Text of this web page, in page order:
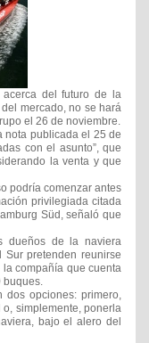
acerca del futuro de la
mercado, no se hará
el 26 de noviembre.
nota publicada el 25 de
con el asunto”, que
la venta y que
podría comenzar antes
privilegiada citada
Süd, señaló que
dueños de la naviera
pretenden reunirse
compañía que cuenta
buques.
dos opciones: primero,
simplemente, ponerla
bajo el alero del